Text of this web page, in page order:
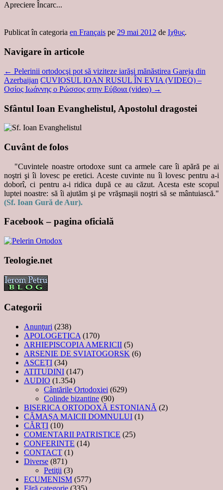
Apreciere Încarc...
Publicat în categoria en Français pe 29 mai 2012 de Ιχθυς.
Navigare în articole
← Pelerinii ortodocşi pot să viziteze iarăşi mănăstirea Gareja din
Azerbaijan CUVIOSUL IOAN RUSUL ÎN EVIA (VIDEO) –
Οσίος Iωάννης ο Ρώσσος στην Εύβοια (video) →
Sfântul Ioan Evanghelistul, Apostolul dragostei
Cuvânt de folos
"Cuvintele noastre ortodoxe sunt ca armele care îi apără pe ai
noştri şi îi lovesc pe eretici. Aceste cuvinte nu îi lovesc pentru a-i
doborî, ci pentru a-i ridica după ce au căzut. Acesta este scopul
luptei noastre: să îi ajutăm şi pe vrăşmaşii noştri să se mântuiască."
(Sf. Ioan Gură de Aur).
Facebook – pagina oficială
Teologie.net
Categorii
Anunţuri (238)
APOLOGETICA (170)
ARHIEPISCOPIA AMERICII (5)
ARSENIE DE SVIATOGORSK (6)
ASCEȚI (34)
ATITUDINI (147)
AUDIO (1.354)
Cântările Ortodoxiei (629)
Colinde bizantine (90)
BISERICA ORTODOXĂ ESTONIANĂ (2)
CĂMAȘA MAICII DOMNULUI (1)
CĂRȚI (10)
COMENTARII PATRISTICE (25)
CONFERINTE (14)
CONTACT (1)
Diverse (871)
Petiţii (3)
ECUMENISM (577)
Fără categorie (335)